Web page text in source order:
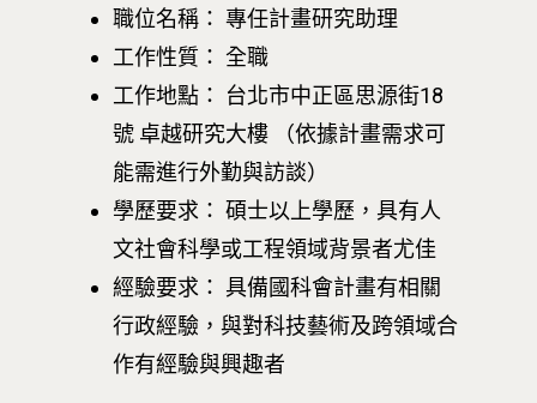
職位名稱： 專任計畫研究助理
工作性質： 全職
工作地點： 台北市中正區思源街18
號 卓越研究大樓 （依據計畫需求可
能需進行外勤與訪談）
學歷要求： 碩士以上學歷，具有人
文社會科學或工程領域背景者尤佳
經驗要求： 具備國科會計畫有相關
行政經驗，與對科技藝術及跨領域合
作有經驗與興趣者